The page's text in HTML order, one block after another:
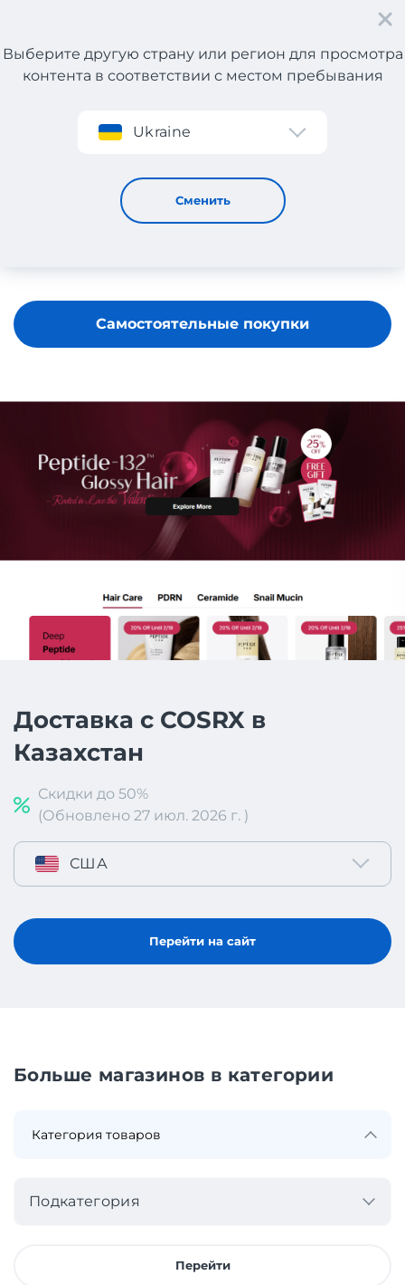
Регистрация
Выберите другую страну или регион для просмотра
контента в соответствии с местом пребывания
Ukraine
Сменить
COSRX
Самостоятельные покупки
Доставка с COSRX в
Казахстан
Скидки до 50%
(Обновлено 27 июл. 2026 г. )
США
Перейти на сайт
Больше магазинов в категории
Подкатегория
Перейти